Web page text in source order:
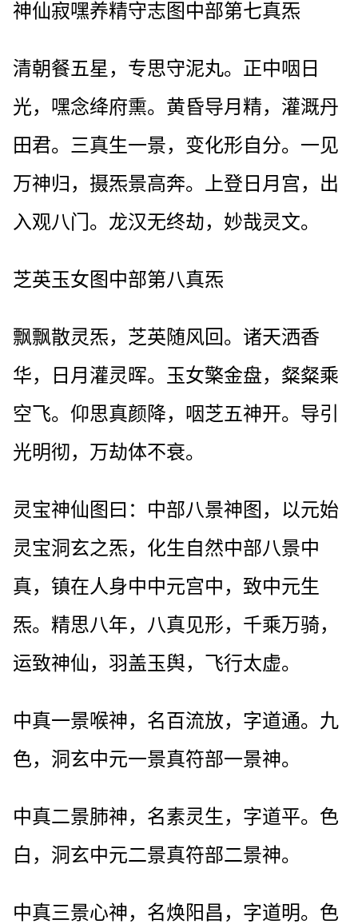
神仙寂嘿养精守志图中部第七真炁
清朝餐五星，专思守泥丸。正中咽日
光，嘿念绛府熏。黄昏导月精，灌溉丹
田君。三真生一景，变化形自分。一见
万神归，摄炁景高奔。上登日月宫，出
入观八门。龙汉无终劫，妙哉灵文。
芝英玉女图中部第八真炁
飘飘散灵炁，芝英随风回。诸天洒香
华，日月灌灵晖。玉女檠金盘，粲粲乘
空飞。仰思真颜降，咽芝五神开。导引
光明彻，万劫体不衰。
灵宝神仙图曰：中部八景神图，以元始
灵宝洞玄之炁，化生自然中部八景中
真，镇在人身中中元宫中，致中元生
炁。精思八年，八真见形，千乘万骑，
运致神仙，羽盖玉舆，飞行太虚。
中真一景喉神，名百流放，字道通。九
色，洞玄中元一景真符部一景神。
中真二景肺神，名素灵生，字道平。色
白，洞玄中元二景真符部二景神。
中真三景心神，名焕阳昌，字道明。色